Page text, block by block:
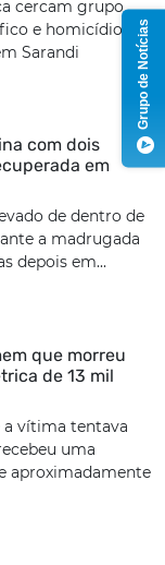
cercam grupo
e homicídios
Sarandi
com dois
em
de dentro de
a madrugada
depois em...
que morreu
de 13 mil
a vítima tentava
uma
aproximadamente
Grupo de Notícias